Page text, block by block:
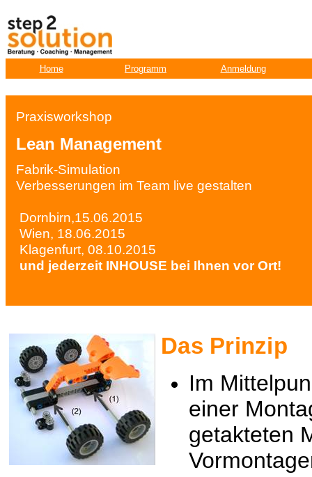
Home Programm Anmeldung
Praxisworkshop
Lean Management
Fabrik-Simulation
Verbesserungen im Team live gestalten
Dornbirn,15.06.2015
Wien, 18.06.2015
Klagenfurt, 08.10.2015
und jederzeit INHOUSE bei Ihnen vor Ort!
Das Prinzip
Im
einer
getakteten